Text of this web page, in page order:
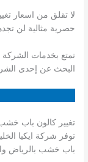
لا تقلق من اسعار
حصرية مثالية لن
تمتع بخدمات الشركة
البحث عن إحدى
تغيير كالون باب
توفر شركة ايكيا
باب خشب بالرياض